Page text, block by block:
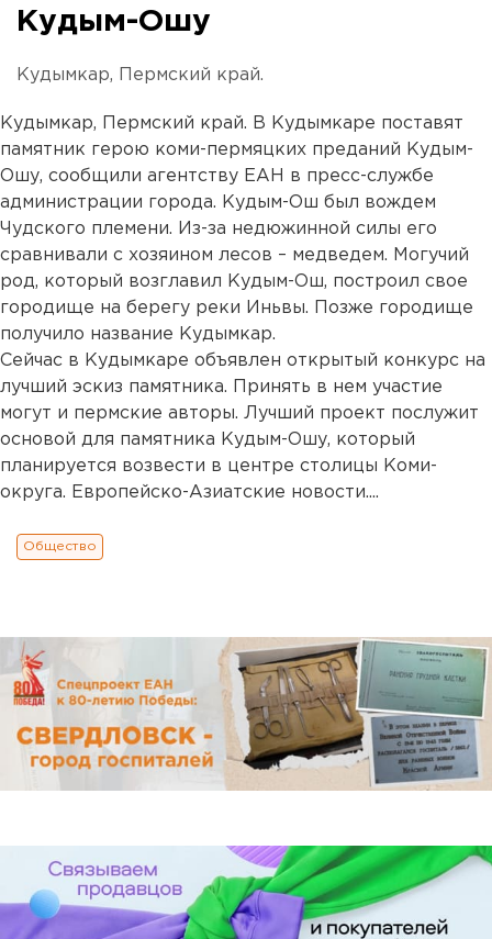
Кудым-Ошу
Кудымкар, Пермский край.
Кудымкар, Пермский край. В Кудымкаре поставят
памятник герою коми-пермяцких преданий Кудым-
Ошу, сообщили агентству ЕАН в пресс-службе
администрации города. Кудым-Ош был вождем
Чудского племени. Из-за недюжинной силы его
сравнивали с хозяином лесов – медведем. Могучий
род, который возглавил Кудым-Ош, построил свое
городище на берегу реки Иньвы. Позже городище
получило название Кудымкар.
Сейчас в Кудымкаре объявлен открытый конкурс на
лучший эскиз памятника. Принять в нем участие
могут и пермские авторы. Лучший проект послужит
основой для памятника Кудым-Ошу, который
планируется возвести в центре столицы Коми-
округа. Европейско-Азиатские новости....
Общество